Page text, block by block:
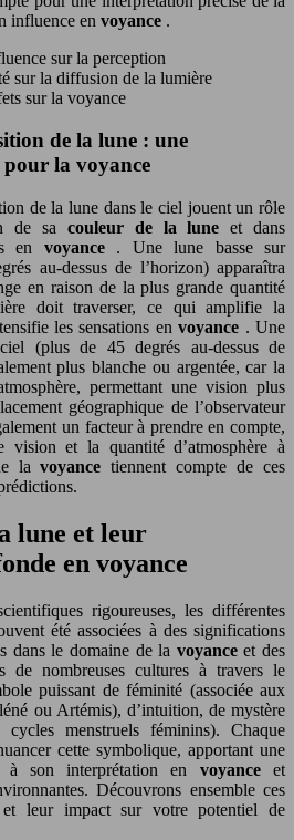
influence en voyance .
sur la perception
sur la diffusion de la lumière
sur la voyance
de la lune : une
pour la voyance
de la lune dans le ciel jouent un rôle
de sa couleur de la luneet dans
en voyance . Une lune basse sur
au-dessus de l’horizon) apparaîtra
en raison de la plus grande quantité
doit traverser, ce qui amplifie la
les sensations envoyance . Une
(plus de 45 degrés au-dessus de
plus blanche ou argentée, car la
permettant une vision plus
géographique de l’observateur
un facteur à prendre en compte,
et la quantité d’atmosphère à
lavoyancetiennent compte de ces
lune et leur
en voyance
rigoureuses, les différentes
été associées à des significations
dans le domaine de la voyanceet des
de nombreuses cultures à travers le
puissant de féminité (associée aux
ou Artémis), d’intuition, de mystère
menstruels féminins). Chaque
cette symbolique, apportant une
à son interprétation en voyanceet
Découvrons ensemble ces
et leur impact sur votre potentiel de